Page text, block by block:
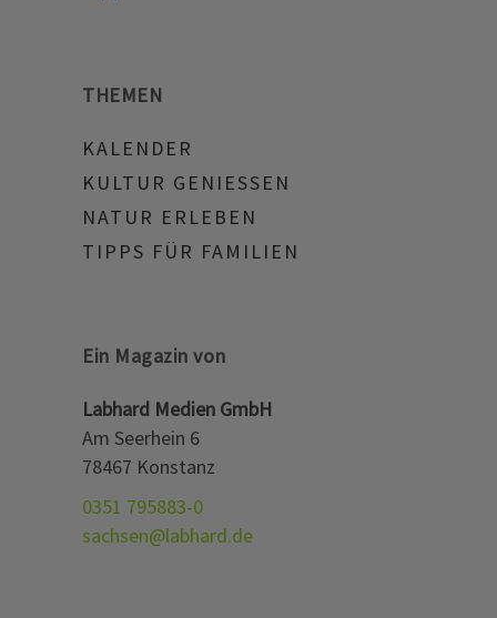
THEMEN
KALENDER
KULTUR GENIESSEN
NATUR ERLEBEN
TIPPS FÜR FAMILIEN
Ein Magazin von
Labhard Medien GmbH
Am Seerhein 6
78467 Konstanz
0351 795883-0
sachsen@labhard.de